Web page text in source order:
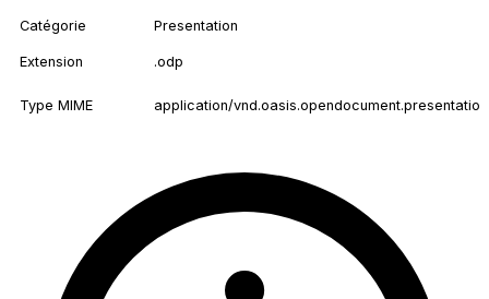
Catégorie Presentation
Extension .odp
Type MIME application/vnd.oasis.opendocument.presentation